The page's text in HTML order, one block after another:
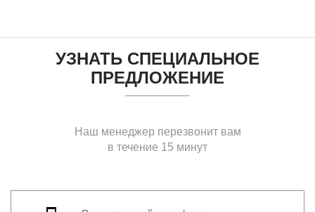
УЗНАТЬ СПЕЦИАЛЬНОЕ
ПРЕДЛОЖЕНИЕ
Наш менеджер перезвонит вам
в течение 15 минут